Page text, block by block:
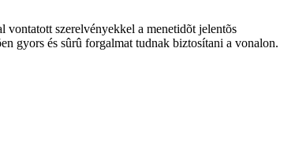
vontatott szerelvényekkel a menetidõt jelentõs
gyors és sûrû forgalmat tudnak biztosítani a vonalon.